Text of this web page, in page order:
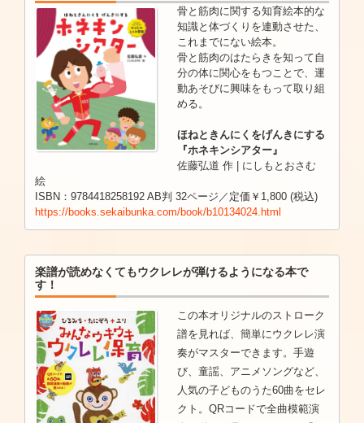
骨と筋肉に関する知育絵本的な
知識と体づくりを連動させた、
これまでにない絵本。
骨と筋肉のはたらきを知って自
分の体に関心をもつことで、運
動あそびに興味をもって取り組
める。
ほねときんにくをげんきにする
『ホネキンシアター』
佐藤弘道 作 | にしもとおさむ
絵
ISBN：9784418258192 AB判 32ページ／定価￥1,800 (税込)
https://books.sekaibunka.com/book/b10134024.html
楽譜が読めなくてもウクレレが弾けるようになる本で
す！
この本オリジナルのストローク
譜を見れば、簡単にウクレレ演
奏がマスターできます。手遊
び、童謡、アニメソングなど、
人気の子どものうた60曲をセレ
クト。QRコードで全曲模範演